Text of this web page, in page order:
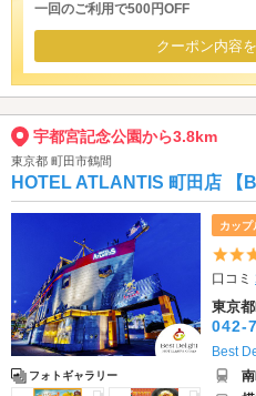
一回のご利用で500円OFF
クーポン内容
宇都宮記念公園から3.8km
東京都 町田市鶴間
HOTEL ATLANTIS 町田店 【
フォトギャラリー
カップ
口コミ
東京
042-
Best